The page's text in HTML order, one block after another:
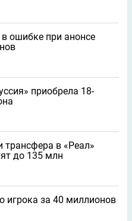
ошибке при анонсе
приобрела 18-
в «Реал»
до 135 млн
игрока за 40 миллионов